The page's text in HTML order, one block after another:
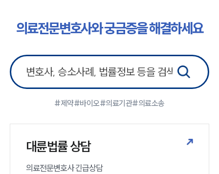
법률 블로그
법률서식
세미나
대륜법률상담예약
대륜법률상담예약
의료전문변호사와 궁금증을 해결하세요
#제약#바이오#의료기관#의료소송
대륜법률 상담
의료전문변호사 긴급상담